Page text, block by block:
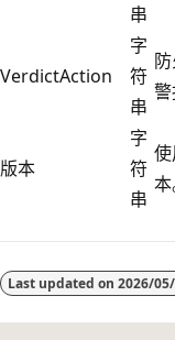
串
VerdictAction
字
符
串
警
版本
字
符
串
本
Last updated on 2026/